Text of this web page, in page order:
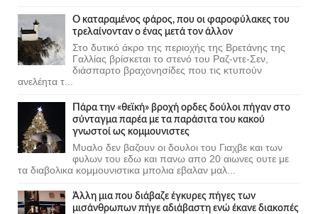
Ο καταραμένος φάρος, που οι φαροφύλακες του
τρελαίνονταν ο ένας μετά τον άλλον
Στο δυτικό άκρο της περιοχής της Βρετάνης της
Γαλλίας βρίσκεται το στενό του Ραζ-ντε-Σεν,
διάσπαρτο βραχονησίδες που τις κτυπούν
ανελέητα τ...
Πάρα την «θεϊκή» βροχή ορδες δούλοι πήγαν στο
σύνταγμα παρέα με τα παράσιτα του κακού
γνωστοί ως κομμουνιστες
Μυαλο δεν βαζουν οι δουλοι του Γιαχβε και των
φυλων του εδω και πανω απο 20 αιωνες ουτε με
τα διαβολικα κομμουνιστικα μπολια εβαλαν μαλ...
Άλλη μια που διάβαζε έγκυρες πήγες των
μισάνθρωπων πήγε αδιάβαστη ενώ έκανε διακοπές